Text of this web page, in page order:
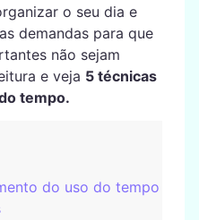
o seu dia e
demandas para que
não sejam
e veja 5 técnicas
tempo.
do uso do tempo